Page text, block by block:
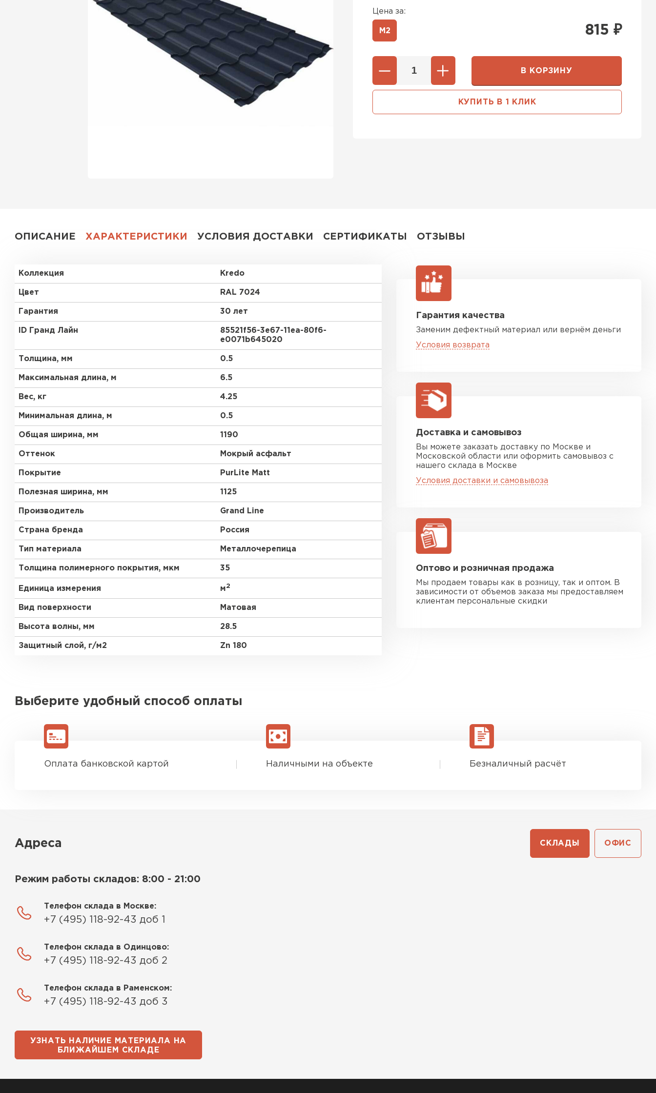
Цена за:
М2 815 ₽
В КОРЗИНУ
КУПИТЬ В 1 КЛИК
ОПИСАНИЕ ХАРАКТЕРИСТИКИ УСЛОВИЯ ДОСТАВКИ СЕРТИФИКАТЫ ОТЗЫВЫ
Коллекция Kredo
Цвет RAL 7024
Гарантия 30 лет
ID Гранд Лайн
85521f56-3e67-11ea-80f6-
e0071b645020
Толщина, мм 0.5
Максимальная длина, м 6.5
Вес, кг 4.25
Минимальная длина, м 0.5
Общая ширина, мм 1190
Оттенок Мокрый асфальт
Покрытие PurLite Мatt
Полезная ширина, мм 1125
Производитель Grand Line
Страна бренда Россия
Тип материала Металлочерепица
Толщина полимерного покрытия, мкм 35
Единица измерения м2
Вид поверхности Матовая
Высота волны, мм 28.5
Защитный слой, г/м2 Zn 180
Гарантия качества
Заменим дефектный материал или вернём деньги
Условия возврата
Доставка и самовывоз
Вы можете заказать доставку по Москве и
Московской области или оформить самовывоз с
нашего склада в Москве
Условия доставки и самовывоза
Оптово и розничная продажа
Мы продаем товары как в розницу, так и оптом. В
зависимости от объемов заказа мы предоставляем
клиентам персональные скидки
Выберите удобный способ оплаты
Оплата банковской картой Наличными на объекте Безналичный расчёт
Адреса СКЛАДЫ ОФИС
Режим работы складов: 8:00 - 21:00
Телефон склада в Москве:
+7 (495) 118-92-43 доб 1
Телефон склада в Одинцово:
+7 (495) 118-92-43 доб 2
Телефон склада в Раменском:
+7 (495) 118-92-43 доб 3
УЗНАТЬ НАЛИЧИЕ МАТЕРИАЛА НА
БЛИЖАЙШЕМ СКЛАДЕ